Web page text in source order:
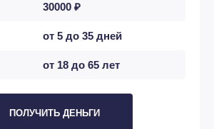
30000 ₽
от 5 до 35 дней
от 18 до 65 лет
ПОЛУЧИТЬ ДЕНЬГИ